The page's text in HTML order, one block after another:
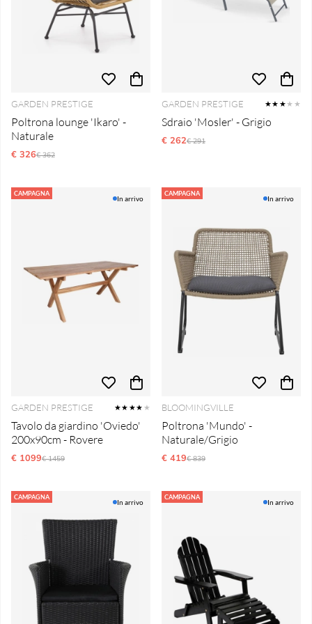
GARDEN PRESTIGE
Poltrona lounge 'Ikaro' -
Naturale
€ 326Prezzo ordinario:
€ 362
GARDEN PRESTIGE ★★★★★
Sdraio 'Mosler' - Grigio
€ 262Prezzo ordinario:
€ 291
CAMPAGNA
In arrivo
GARDEN PRESTIGE ★★★★ ★
Tavolo da giardino 'Oviedo'
200x90cm - Rovere
€ 1099Prezzo ordinario:
€ 1459
CAMPAGNA
In arrivo
BLOOMINGVILLE
Poltrona 'Mundo' -
Naturale/Grigio
€ 419Prezzo ordinario:
€ 839
CAMPAGNA
In arrivo
CAMPAGNA
In arrivo